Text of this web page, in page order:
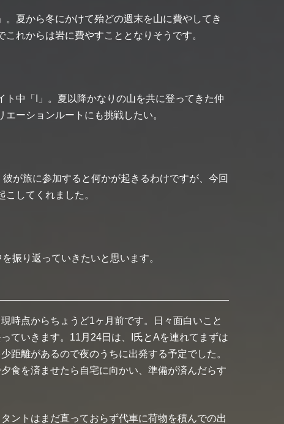
。夏から冬にかけて殆どの週末を山に費やしてき
これからは岩に費やすこととなりそうです。
ト中「I」。夏以降かなりの山を共に登ってきた仲
エーションルートにも挑戦したい。
が旅に参加すると何かが起きるわけですが、今回
こしてくれました。
振り返っていきたいと思います。
時点からちょうど1ヶ月前です。日々面白いこと
ていきます。11月24日は、I氏とAを連れてまずは
距離があるので夜のうちに出発する予定でした。
食を済ませたら自宅に向かい、準備が済んだらす
ントはまだ直っておらず代車に荷物を積んでの出